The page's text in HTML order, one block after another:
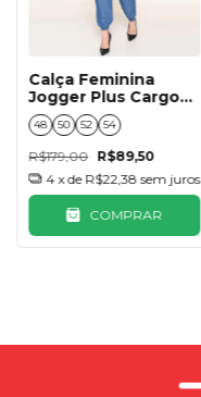
Calça Feminina
Jogger Plus Cargo
L1/2
48 50 52 54
R$179,00
R$89,50
4 x de R$22,38 sem juros
COMPRAR